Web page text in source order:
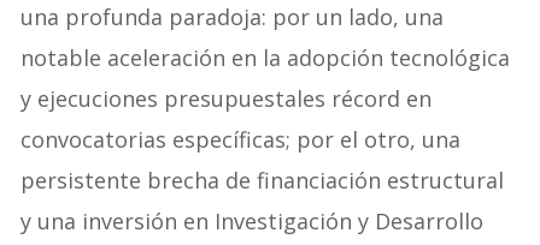
una profunda paradoja: por un lado, una
notable aceleración en la adopción tecnológica
y ejecuciones presupuestales récord en
convocatorias específicas; por el otro, una
persistente brecha de financiación estructural
y una inversión en Investigación y Desarrollo